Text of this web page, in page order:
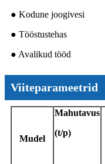
● Kodune joogivesi
● Tööstustehas
● Avalikud tööd
Viiteparameetrid
Mudel
Mahutavus
(t/p)